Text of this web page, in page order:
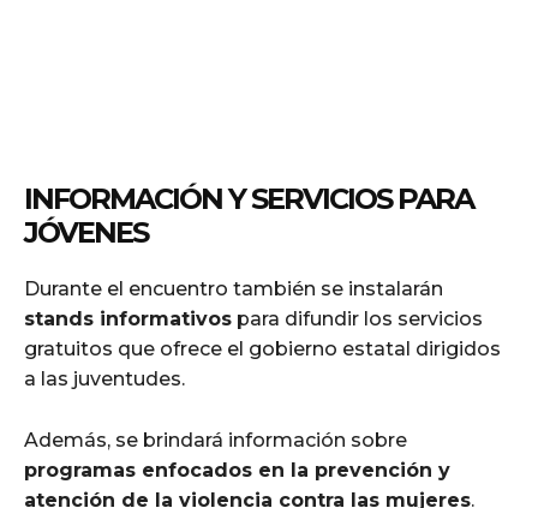
INFORMACIÓN Y SERVICIOS PARA
JÓVENES
Durante el encuentro también se instalarán
stands informativos para difundir los servicios
gratuitos que ofrece el gobierno estatal dirigidos
a las juventudes.
Además, se brindará información sobre
programas enfocados en la prevención y
atención de la violencia contra las mujeres.